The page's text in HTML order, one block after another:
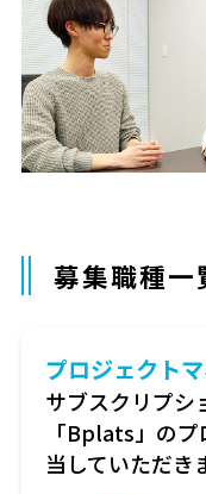
募集職種一
プロジェクト
サブスクリプシ
「Bplats」の
当していただき